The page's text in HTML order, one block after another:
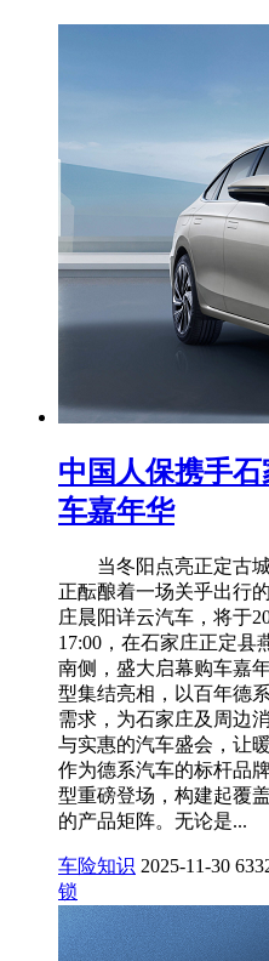
中国人保携手
车嘉年华
当冬阳点亮正定古城
正酝酿着一场关乎出行
庄晨阳详云汽车，将于
17:00，在石家庄正定县
南侧，盛大启幕购车嘉
型集结亮相，以百年德
需求，为石家庄及周边
与实惠的汽车盛会，
作为德系汽车的标杆品
型重磅登场，构建起覆
的产品矩阵。无论是...
车险知识 2025-11-30
锁